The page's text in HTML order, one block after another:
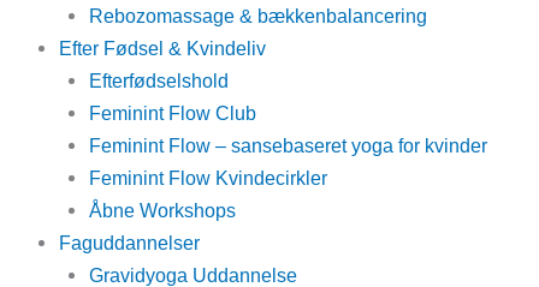
Rebozomassage & bækkenbalancering
Efter Fødsel & Kvindeliv
Efterfødselshold
Feminint Flow Club
Feminint Flow – sansebaseret yoga for kvinder
Feminint Flow Kvindecirkler
Åbne Workshops
Faguddannelser
Gravidyoga Uddannelse